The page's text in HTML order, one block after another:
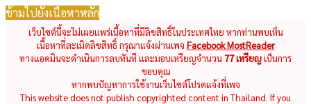
ข้ามไปยังเนื้อหาหลัก
เว็บไซต์นี้จะไม่เผยแพร่เนื้อหาที่มีลิขสิทธิ์ในประเทศไทย หากท่านพบเห็น
เนื้อหาที่ละเมิดลิขสิทธิ์ กรุณาแจ้งผ่านเพจ Facebook MostReader
ทางแอดมินจะดำเนินการลบทันที และมอบเหรียญจำนวน 77 เหรียญเป็นการ
ขอบคุณ
หากพบปัญหาการใช้งานเว็บไซต์โปรดแจ้งที่เพจ
This website does not publish copyrighted content in Thailand. If you